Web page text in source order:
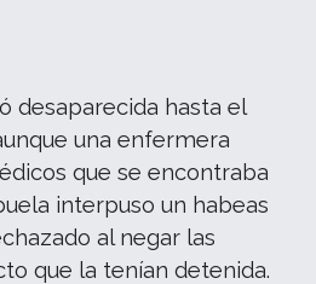
desaparecida hasta el
una enfermera
que se encontraba
interpuso un habeas
al negar las
que la tenían detenida.